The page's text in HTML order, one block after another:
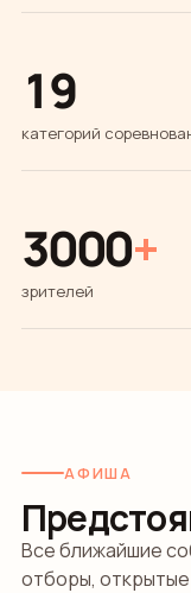
19
категорий
3000+
зрителей
АФИША
Все ближайшие
отборы,